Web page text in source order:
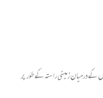
درمیان زمینی راستہ کے طور پر